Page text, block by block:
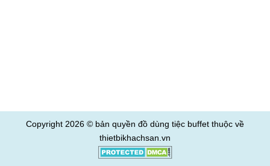
Copyright 2026 © bản quyền đồ dùng tiệc buffet thuộc về
thietbikhachsan.vn